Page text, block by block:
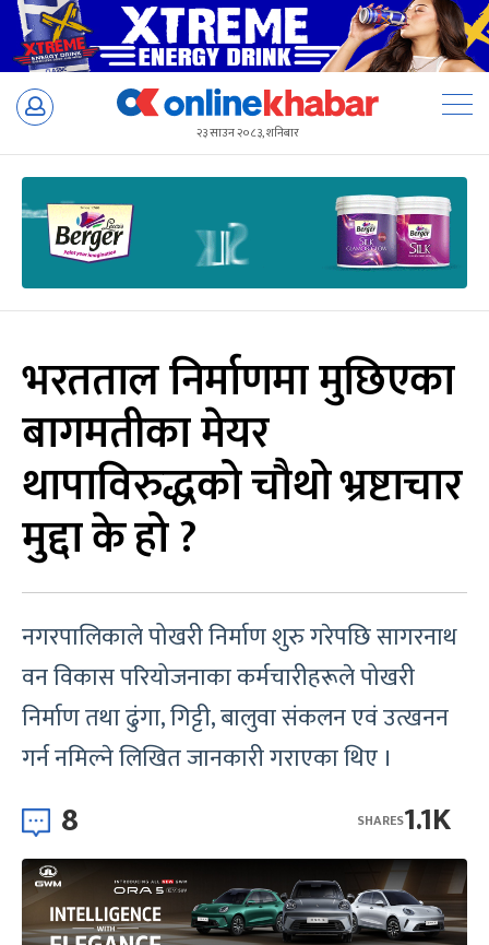
Skip
२३ साउन २०८३, शनिबार
भरतताल निर्माणमा मुछिएका
बागमतीका मेयर
थापाविरुद्धको चौथो भ्रष्टाचार
मुद्दा के हो ?
नगरपालिकाले पोखरी निर्माण शुरु गरेपछि सागरनाथ
वन विकास परियोजनाका कर्मचारीहरूले पोखरी
निर्माण तथा ढुंगा, गिट्टी, बालुवा संकलन एवं उत्खनन
गर्न नमिल्ने लिखित जानकारी गराएका थिए ।
8 1.1K
SHARES